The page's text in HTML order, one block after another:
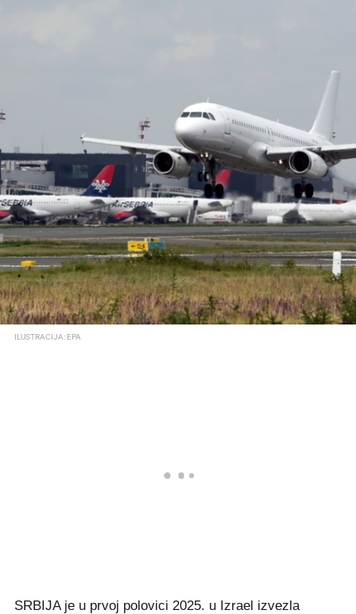
ILUSTRACIJA: EPA
SRBIJA je u prvoj polovici 2025. u Izrael izvezla